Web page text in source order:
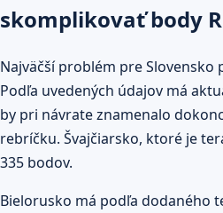
skomplikovať body
Najväčší problém pre Slovensko
Podľa uvedených údajov má
by pri návrate znamenalo
rebríčku. Švajčiarsko, ktoré je
335 bodov.
Bielorusko má podľa dodaného